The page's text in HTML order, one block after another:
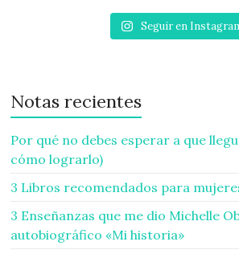
Seguir en
Notas recientes
Por qué no debes esperar a que
cómo lograrlo)
3 Libros recomendados para
3 Enseñanzas que me dio Michelle
autobiográfico «Mi historia»